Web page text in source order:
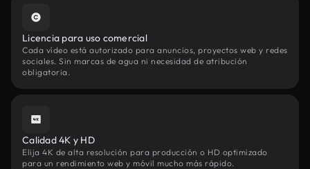
Licencia para uso comercial
Cada vídeo está autorizado para anuncios, proyectos web y redes
sociales. Sin marcas de agua ni necesidad de atribución
obligatoria.
Calidad 4K y HD
Elija 4K de alta resolución para producción o HD optimizado
para un rendimiento web y móvil mucho más rápido.